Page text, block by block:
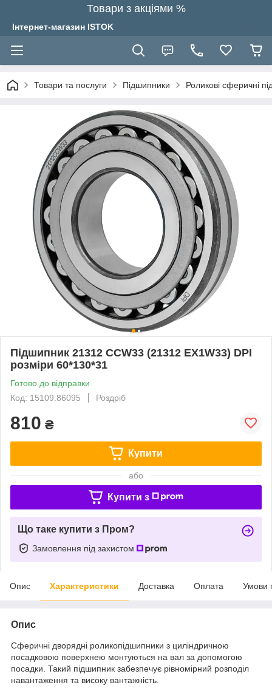
Товари з акціями %
Інтернет-магазин ISTOK
Товари та послуги Підшипники Роликові сферичні
Підшипник 21312 CCW33 (21312 EX1W33) DPI
розміри 60*130*31
Готово до відправки
Код: 15109.86095
Роздріб
810 ₴
Купити
або
Купити з
Що таке купити з Пром?
Замовлення під захистом
Опис Характеристики Доставка Оплата Умови
Опис
Сферичні дворядні роликопідшипники з циліндричною
посадковою поверхнею монтуються на вал за допомогою
посадки. Такий підшипник забезпечує рівномірний розподіл
навантаження та високу вантажність.